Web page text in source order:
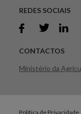
REDES SOCIAIS
CONTACTOS
Ministério da
Política de Privacidade